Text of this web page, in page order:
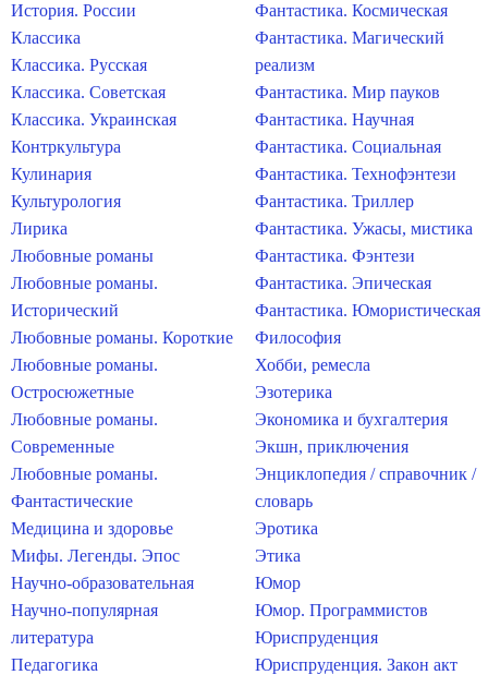
История. России
Классика
Классика. Русская
Классика. Советская
Классика. Украинская
Контркультура
Кулинария
Культурология
Лирика
Любовные романы
Любовные романы.
Исторический
Любовные романы. Короткие
Любовные романы.
Остросюжетные
Любовные романы.
Современные
Любовные романы.
Фантастические
Медицина и здоровье
Мифы. Легенды. Эпос
Научно-образовательная
Научно-популярная
литература
Педагогика
Фантастика. Космическая
Фантастика. Магический
реализм
Фантастика. Мир пауков
Фантастика. Научная
Фантастика. Социальная
Фантастика. Технофэнтези
Фантастика. Триллер
Фантастика. Ужасы, мистика
Фантастика. Фэнтези
Фантастика. Эпическая
Фантастика. Юмористическая
Философия
Хобби, ремесла
Эзотерика
Экономика и бухгалтерия
Экшн, приключения
Энциклопедия / справочник /
словарь
Эротика
Этика
Юмор
Юмор. Программистов
Юриспруденция
Юриспруденция. Закон акт